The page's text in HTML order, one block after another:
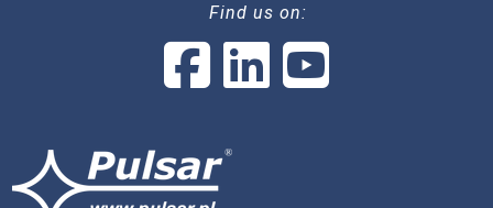
Find us on: